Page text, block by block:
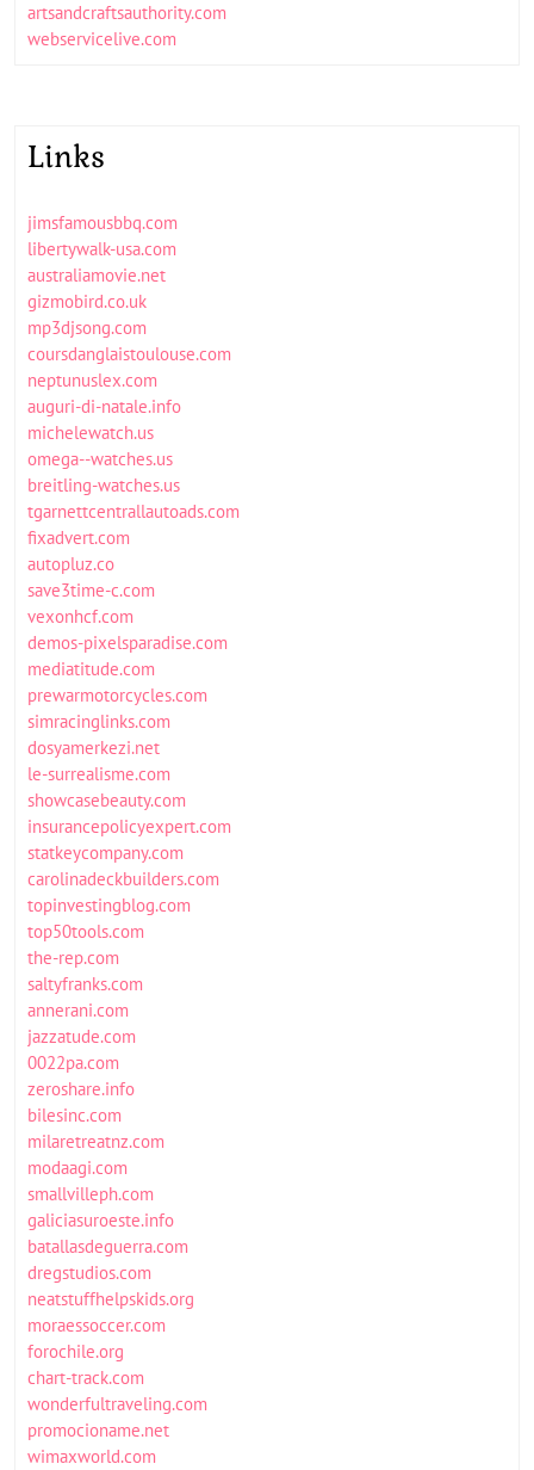
artsandcraftsauthority.com
webservicelive.com
Links
jimsfamousbbq.com
libertywalk-usa.com
australiamovie.net
gizmobird.co.uk
mp3djsong.com
coursdanglaistoulouse.com
neptunuslex.com
auguri-di-natale.info
michelewatch.us
omega--watches.us
breitling-watches.us
tgarnettcentrallautoads.com
fixadvert.com
autopluz.co
save3time-c.com
vexonhcf.com
demos-pixelsparadise.com
mediatitude.com
prewarmotorcycles.com
simracinglinks.com
dosyamerkezi.net
le-surrealisme.com
showcasebeauty.com
insurancepolicyexpert.com
statkeycompany.com
carolinadeckbuilders.com
topinvestingblog.com
top50tools.com
the-rep.com
saltyfranks.com
annerani.com
jazzatude.com
0022pa.com
zeroshare.info
bilesinc.com
milaretreatnz.com
modaagi.com
smallvilleph.com
galiciasuroeste.info
batallasdeguerra.com
dregstudios.com
neatstuffhelpskids.org
moraessoccer.com
forochile.org
chart-track.com
wonderfultraveling.com
promocioname.net
wimaxworld.com